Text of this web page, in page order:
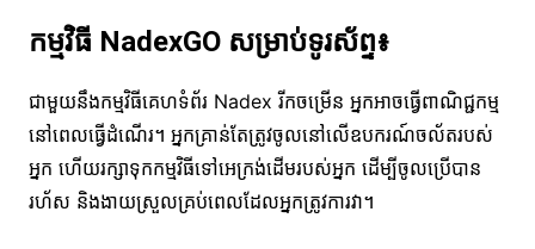
កម្មវិធី NadexGO សម្រាប់ទូរស័ព្ទ៖
ជាមួយនឹងកម្មវិធីគេហទំព័រ Nadex រីកចម្រើន អ្នកអាចធ្វើពាណិជ្ជកម្ម
នៅពេលធ្វើដំណើរ។ អ្នកគ្រាន់តែត្រូវចូលនៅលើឧបករណ៍ចល័តរបស់
អ្នក ហើយរក្សាទុកកម្មវិធីទៅអេក្រង់ដើមរបស់អ្នក ដើម្បីចូលប្រើបាន
រហ័ស និងងាយស្រួលគ្រប់ពេលដែលអ្នកត្រូវការវា។